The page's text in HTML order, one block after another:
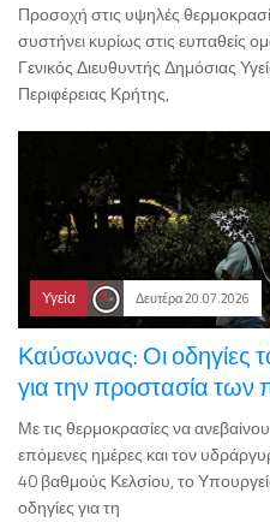
Προσοχή στις υψηλές
συστήνει κυρίως στις ευπαθείς
Γενικός Διευθυντής Δημόσιας
Περιφέρειας Κρήτης,
Υγεία Δευτέρα 20.07.2026
Καύσωνας: Οι οδηγίες
για την προστασία των
Με τις θερμοκρασίες να
επόμενες ημέρες και τον
40 βαθμούς Κελσίου, το
οδηγίες για τη